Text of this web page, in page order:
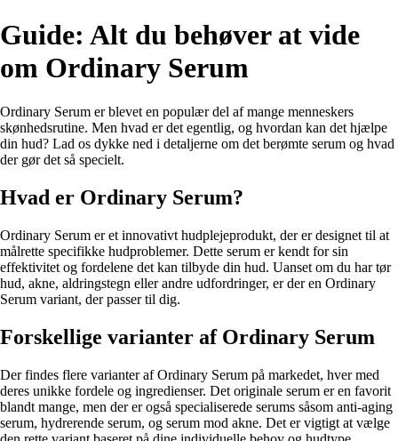
Guide: Alt du behøver at vide
om Ordinary Serum
Ordinary Serum er blevet en populær del af mange menneskers
skønhedsrutine. Men hvad er det egentlig, og hvordan kan det hjælpe
din hud? Lad os dykke ned i detaljerne om det berømte serum og hvad
der gør det så specielt.
Hvad er Ordinary Serum?
Ordinary Serum er et innovativt hudplejeprodukt, der er designet til at
målrette specifikke hudproblemer. Dette serum er kendt for sin
effektivitet og fordelene det kan tilbyde din hud. Uanset om du har tør
hud, akne, aldringstegn eller andre udfordringer, er der en Ordinary
Serum variant, der passer til dig.
Forskellige varianter af Ordinary Serum
Der findes flere varianter af Ordinary Serum på markedet, hver med
deres unikke fordele og ingredienser. Det originale serum er en favorit
blandt mange, men der er også specialiserede serums såsom anti-aging
serum, hydrerende serum, og serum mod akne. Det er vigtigt at vælge